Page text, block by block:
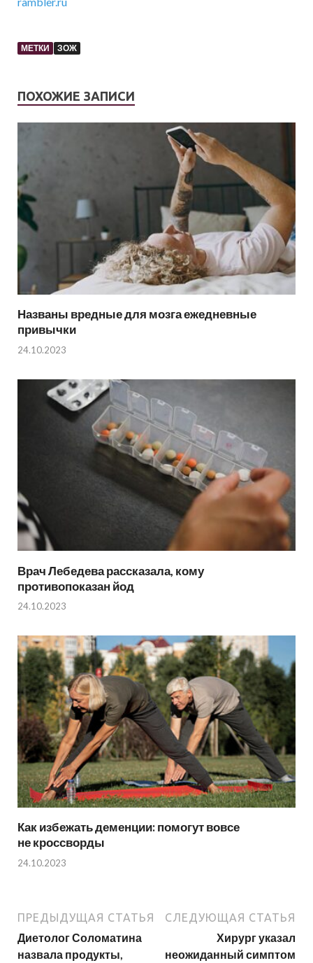
МЕТКИ ЗОЖ
ПОХОЖИЕ ЗАПИСИ
Названы вредные для мозга ежедневные
привычки
24.10.2023
Врач Лебедева рассказала, кому
противопоказан йод
24.10.2023
Как избежать деменции: помогут вовсе
не кроссворды
24.10.2023
ПРЕДЫДУЩАЯ СТАТЬЯ
Диетолог Соломатина
назвала продукты,
СЛЕДУЮЩАЯ СТАТЬЯ
Хирург указал
неожиданный симптом